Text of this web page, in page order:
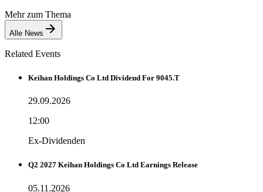
Mehr zum Thema
Alle News
Related Events
Keihan Holdings Co Ltd Dividend For 9045.T
29.09.2026
12:00
Ex-Dividenden
Q2 2027 Keihan Holdings Co Ltd Earnings Release
05.11.2026